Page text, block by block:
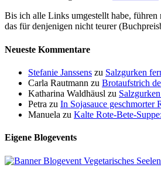
Bis ich alle Links umgestellt habe,
das für denjenigen nicht teurer
Neueste Kommentare
Stefanie Janssens zu Salzgurken
Carla Rautmann zu Brotaufstrich
Katharina Waldhäusl zu
Petra zu In Sojasauce geschmorter
Manuela zu Kalte Rote-Bete-
Eigene Blogevents